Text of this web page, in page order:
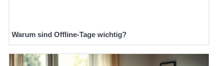
Warum sind Offline-Tage wichtig?